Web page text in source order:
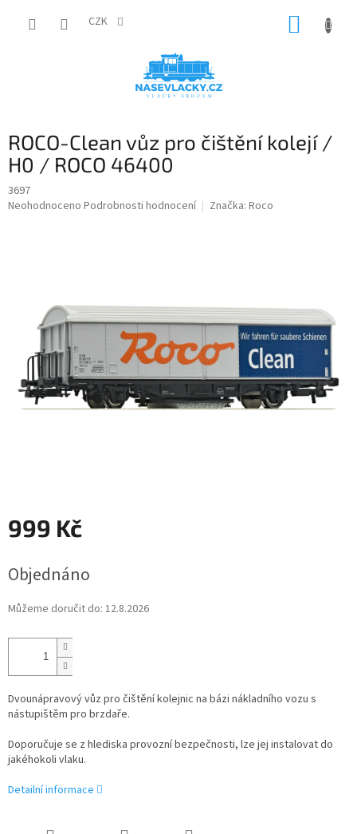
CZK
ROCO-Clean vůz pro čištění kolejí /
H0 / ROCO 46400
3697
Průměrné
hvězdiček.
Neohodnoceno Podrobnosti hodnocení Značka: Roco
999 Kč
cena:
Objednáno
Můžeme doručit do: 12.8.2026
Dvounápravový vůz pro čištění kolejnic na bázi nákladního vozu s
nástupištěm pro brzdaře.
Doporučuje se z hlediska provozní bezpečnosti, lze jej instalovat do
jakéhokoli vlaku.
Detailní informace